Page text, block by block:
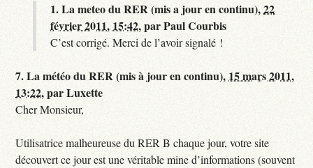
1.La meteo du RER (mis a jour en continu),22
février 2011, 15:42,parPaul Courbis
C’est corrigé. Merci de l’avoir signalé !
7.La météo du RER (mis à jour en continu), 15 mars 2011,
13:22,parLuxette
Cher Monsieur,
Utilisatrice malheureuse du RER B chaque jour, votre site
découvert ce jour est une véritable mine d’informations (souvent